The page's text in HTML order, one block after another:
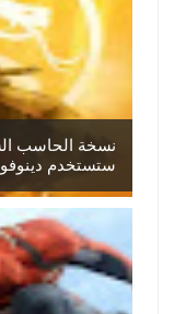
ستستخدم دينوفو